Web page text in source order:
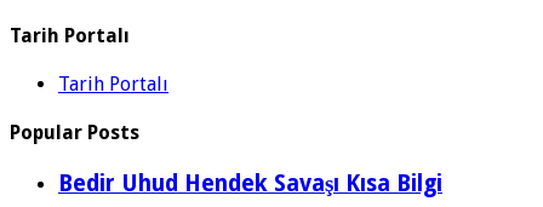
Tarih Portalı
Tarih Portalı
Popular Posts
Bedir Uhud Hendek Savaşı Kısa Bilgi